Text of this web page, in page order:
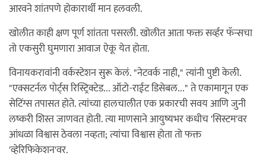
आरवने शांतपणे होकारार्थी मान हलवली.
खोलीत काही क्षण पूर्ण शांतता पसरली. खोलीत आता फक्त सर्व्हर फॅन्सचा
तो एकसुरी घुमणारा आवाज ऐकू येत होता.
विनायकरावांनी वर्कस्टेशन सुरू केलं. "नेटवर्क नाही," त्यांनी पुष्टी केली.
"एक्सटर्नल पोर्ट्स रिस्ट्रिक्टेड... ऑटो-राईट डिसेबल..." ते एकामागून एक
सेटिंग्स तपासत होते. त्यांच्या हालचालीत एक प्रकारची सवय आणि जुनी
लष्करी शिस्त जाणवत होती. त्या माणसाने आयुष्यभर कधीच 'सिस्टम'वर
आंधळा विश्वास ठेवला नव्हता; त्यांचा विश्वास होता तो फक्त
'व्हेरिफिकेशन'वर.